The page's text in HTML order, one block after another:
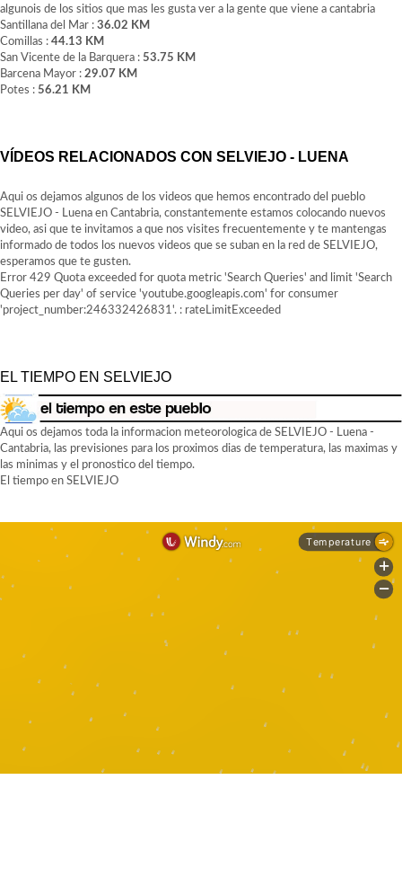
algunois de los sitios que mas les gusta ver a la gente que viene a cantabria
Santillana del Mar : 36.02 KM
Comillas : 44.13 KM
San Vicente de la Barquera : 53.75 KM
Barcena Mayor : 29.07 KM
Potes : 56.21 KM
VÍDEOS RELACIONADOS CON SELVIEJO - LUENA
Aqui os dejamos algunos de los videos que hemos encontrado del pueblo
SELVIEJO - Luena en Cantabria, constantemente estamos colocando nuevos
video, asi que te invitamos a que nos visites frecuentemente y te mantengas
informado de todos los nuevos videos que se suban en la red de SELVIEJO,
esperamos que te gusten.
Error 429 Quota exceeded for quota metric 'Search Queries' and limit 'Search
Queries per day' of service 'youtube.googleapis.com' for consumer
'project_number:246332426831'. : rateLimitExceeded
EL TIEMPO EN SELVIEJO
Aqui os dejamos toda la informacion meteorologica de SELVIEJO - Luena -
Cantabria, las previsiones para los proximos dias de temperatura, las maximas y
las minimas y el pronostico del tiempo.
El tiempo en SELVIEJO